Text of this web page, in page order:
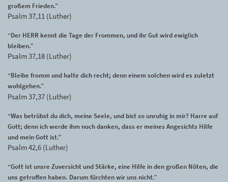
großem Frieden.”
Psalm 37,11 (Luther)
“Der HERR kennt die Tage der Frommen, und ihr Gut wird ewiglich
bleiben.”
Psalm 37,18 (Luther)
“Bleibe fromm und halte dich recht; denn einem solchen wird es zuletzt
wohlgehen.”
Psalm 37,37 (Luther)
“Was betrübst du dich, meine Seele, und bist so unruhig in mir? Harre auf
Gott; denn ich werde ihm noch danken, dass er meines Angesichts Hilfe
und mein Gott ist.”
Psalm 42,6 (Luther)
“Gott ist unsre Zuversicht und Stärke, eine Hilfe in den großen Nöten, die
uns getroffen haben. Darum fürchten wir uns nicht.”